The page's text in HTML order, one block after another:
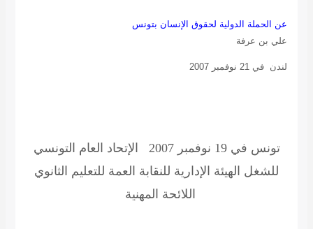
عن الحملة الدولية لحقوق الإنسان بتونس
علي بن عرفة
لندن في 21 نوفمبر 2007
تونس في 19 نوفمبر 2007
الإتحاد العام التونسي
للشغل الهيئة الإدارية للنقابة العمة للتعليم الثانوي
اللائحة المهنية